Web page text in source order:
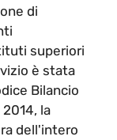
di
superiori
è stata
Bilancio
la
dell'intero